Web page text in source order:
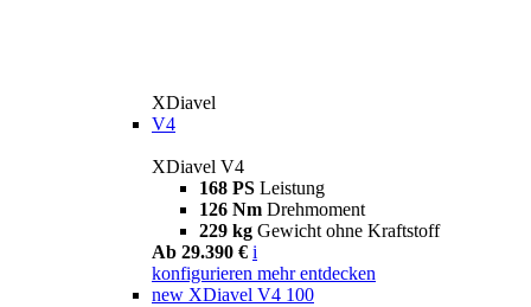
XDiavel
V4
XDiavel V4
168 PS Leistung
126 Nm Drehmoment
229 kg Gewicht ohne Kraftstoff
Ab 29.390 € i
konfigurieren mehr entdecken
new XDiavel V4 100